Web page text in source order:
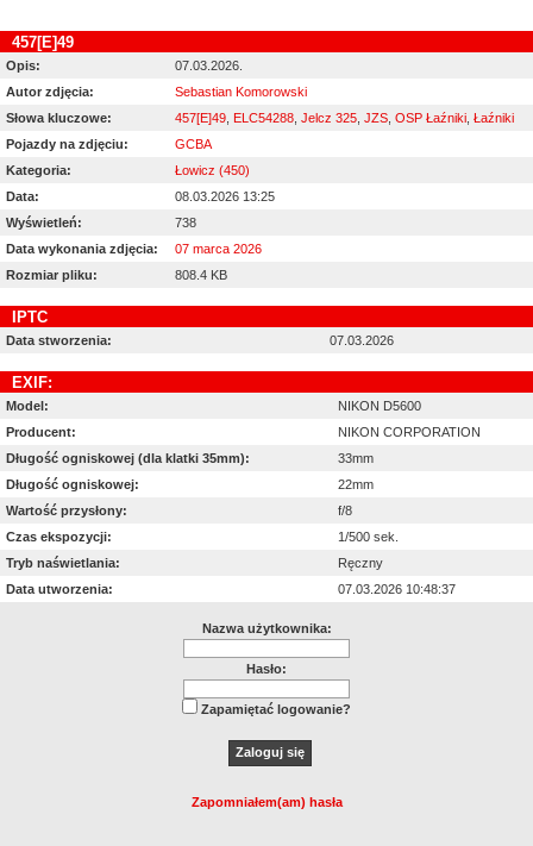
457[E]49
Opis:
07.03.2026.
Autor zdjęcia:
Sebastian Komorowski
Słowa kluczowe:
457[E]49 ELC54288 Jelcz 325 JZS OSP Łaźniki Łaźniki
Pojazdy na zdjęciu:
GCBA
Kategoria:
Łowicz (450)
Data:
08.03.2026 13:25
Wyświetleń:
738
Data wykonania zdjęcia:
07 marca 2026
Rozmiar pliku:
808.4 KB
IPTC
Data stworzenia: 07.03.2026
EXIF:
Model:
NIKON D5600
Producent:
NIKON CORPORATION
Długość ogniskowej (dla klatki 35mm):
33mm
Długość ogniskowej:
22mm
Wartość przysłony:
f/8
Czas ekspozycji:
1/500 sek.
Tryb naświetlania:
Ręczny
Data utworzenia:
07.03.2026 10:48:37
Nazwa użytkownika:
Hasło:
Zapamiętać logowanie?
Zapomniałem(am) hasła